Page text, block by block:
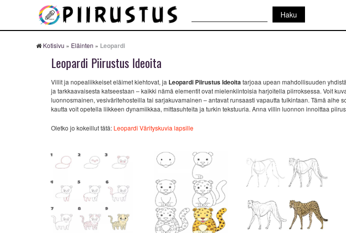
Kotisivu » Eläinten » Leopardi
Leopardi Piirustus Ideoita
Villit ja nopealiikkeiset eläimet kiehtovat, ja Leopardi Piirustus Ideoitatarjoaa upean mahdollisuuden
ja tarkkaavaisesta katseestaan – kaikki nämä elementit ovat mielenkiintoisia harjoitella piirroksessa. Voit
luonnosmainen, vesiväritehosteilla tai sarjakuvamainen – antavat runsaasti vapautta tulkintaan. Tämä
kautta voit opetella liikkeen dynamiikkaa, mittasuhteita ja turkin tekstuuria. Anna villin luonnon innoittaa
Oletko jo kokeillut tätä: Leopardi Värityskuvia lapsille